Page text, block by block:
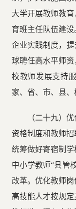
大学开展教师教
育班主任队伍建
企业实践制度，
球聘任高水平师
校教师发展支持
家、省、市、县、
（二十九）
资格制度和教师招
统筹做好寄宿制
中小学教师“县管
改革。优化教师
高技能人才按规